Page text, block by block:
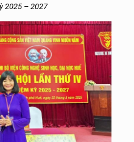
2025 – 2027